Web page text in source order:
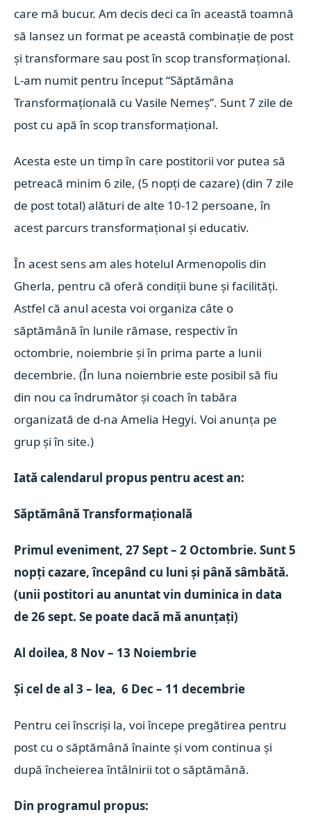
care mă bucur.Am decis deci ca în această toamnă
să lansez un format pe această combinație de post
și transformare sau post în scop transformațional.
L-am numit pentru început “Săptămâna
Transformațională cu Vasile Nemeș”. Sunt7 zile de
post cu apă în scop transformațional.
Acesta este un timp în care postitorii vor putea să
petreacă minim 6 zile, (5 nopți de cazare) (din 7 zile
de post total) alături de alte 10-12 persoane, în
acest parcurs transformațional și educativ.
În acest sens am ales hotelul Armenopolis din
Gherla, pentru că oferă condiții bune și facilități.
Astfel că anul acesta voi organiza câte o
săptămână în lunile rămase, respectiv în
octombrie, noiembrie și în prima parte a lunii
decembrie.(În luna noiembrie este posibil să fiu
din nou ca îndrumător și coach în tabăra
organizată de d-na Amelia Hegyi. Voi anunța pe
grup și în site.)
Iată calendarul propus pentru acest an:
Săptămână Transformațională
Primul eveniment, 27 Sept – 2 Octombrie. Sunt 5
nopți cazare, începând cu luni și până sâmbătă.
(unii postitori au anuntat vin duminica in data
de 26 sept. Se poate dacă mă anunțați)
Al doilea, 8 Nov – 13 Noiembrie
Și cel de al 3 – lea, 6 Dec – 11 decembrie
Pentru cei înscriși la, voi începe pregătirea pentru
post cu o săptămână înainte și vom continua și
după încheierea întâlnirii tot o săptămână.
Din programul propus: